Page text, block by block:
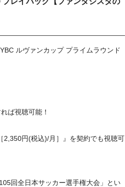
ルヴァンカップ プライムラウンド
ば視聴可能！
2,350円(税込)/月］』を契約でも視聴可
回全日本サッカー選手権大会」とい